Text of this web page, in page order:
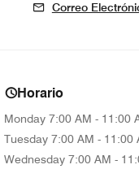
Correo
Horario
Monday 7:00 AM - 11:00
Tuesday 7:00 AM - 11:00
Wednesday 7:00 AM -